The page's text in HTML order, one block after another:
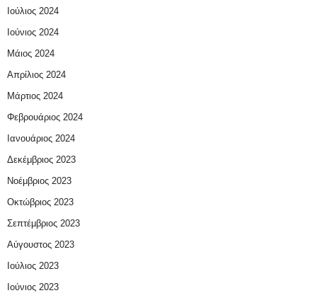
Ιούλιος 2024
Ιούνιος 2024
Μάιος 2024
Απρίλιος 2024
Μάρτιος 2024
Φεβρουάριος 2024
Ιανουάριος 2024
Δεκέμβριος 2023
Νοέμβριος 2023
Οκτώβριος 2023
Σεπτέμβριος 2023
Αύγουστος 2023
Ιούλιος 2023
Ιούνιος 2023